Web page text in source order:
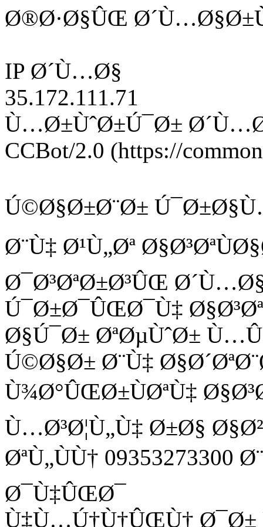
Ø®Ø·Ø§ÛŒ
IP Ø´Ù…Ø§
35.172.111.71
Ù…Ø±ÙˆØ±Ú¯Ø±
CCBot/2.0 (https://
Ú©Ø§Ø±Ø¨Ø±
Ø¨Ù‡ Ø¹Ù„Øª
Ø¯Ø³ØªØ±Ø³ÛŒ
Ú¯Ø±Ø¯ÛŒØ¯Ù‡ Ø§Ø³Øª
Ø§Ú¯Ø± ØªØµÙˆØ±
Ú©Ø§Ø± Ø¨Ù‡
Ù¾Ø°ÛŒØ±ÙØªÙ‡
Ù…Ø³Ø¦Ù„Ù‡ Ø±Ø§
ØªÙ„ÙÙ†
Ø¯Ù‡ÛŒØ¯
Ù‡Ù…Ú†Ù†ÛŒÙ† Ø¯Ø±